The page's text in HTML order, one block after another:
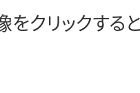
クリックする